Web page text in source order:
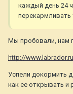
каждый день 24
перекармливать
Мы пробовали, нам
http://
Успели докормить
как ее открывать и